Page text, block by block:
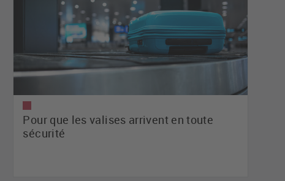
Pour que les valises arrivent en toute
sécurité